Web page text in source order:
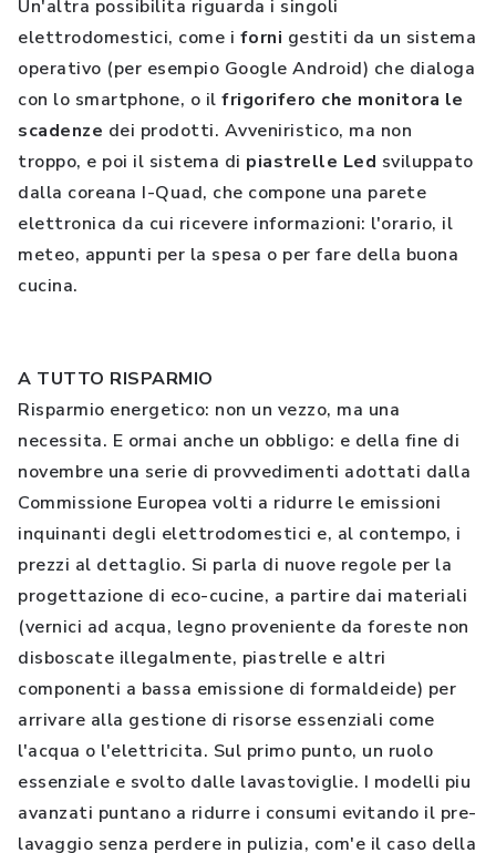
Un'altra possibilita riguarda i singoli
elettrodomestici, come i forni gestiti da un sistema
operativo (per esempio Google Android) che dialoga
con lo smartphone, o il frigorifero che monitora le
scadenze dei prodotti. Avveniristico, ma non
troppo, e poi il sistema di piastrelle Led sviluppato
dalla coreana I-Quad, che compone una parete
elettronica da cui ricevere informazioni: l'orario, il
meteo, appunti per la spesa o per fare della buona
cucina.
A TUTTO RISPARMIO
Risparmio energetico: non un vezzo, ma una
necessita. E ormai anche un obbligo: e della fine di
novembre una serie di provvedimenti adottati dalla
Commissione Europea volti a ridurre le emissioni
inquinanti degli elettrodomestici e, al contempo, i
prezzi al dettaglio. Si parla di nuove regole per la
progettazione di eco-cucine, a partire dai materiali
(vernici ad acqua, legno proveniente da foreste non
disboscate illegalmente, piastrelle e altri
componenti a bassa emissione di formaldeide) per
arrivare alla gestione di risorse essenziali come
l'acqua o l'elettricita. Sul primo punto, un ruolo
essenziale e svolto dalle lavastoviglie. I modelli piu
avanzati puntano a ridurre i consumi evitando il pre-
lavaggio senza perdere in pulizia, com'e il caso della